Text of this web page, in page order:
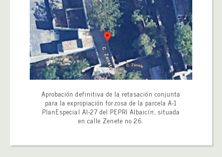
Aprobación definitiva de la retasación conjunta
para la expropiación forzosa de la parcela A-1
PlanEspecial AI-27 del PEPRI Albaicín, situada
en calle Zenete no 26.